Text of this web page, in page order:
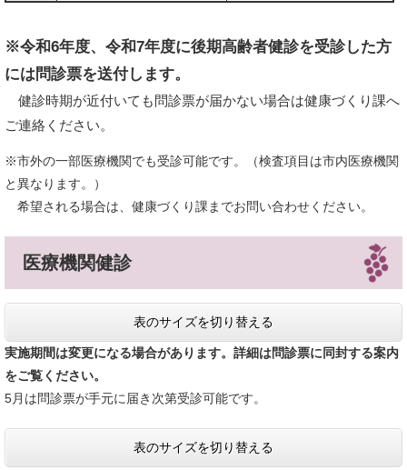
※令和6年度、令和7年度に後期高齢者健診を受診した方
には問診票を送付します。
健診時期が近付いても問診票が届かない場合は健康づくり課へ
ご連絡ください。
※市外の一部医療機関でも受診可能です。​（検査項目は市内医療機関
と異なります。）
希望される場合は、健康づくり課までお問い合わせください。​
医療機関健診
表のサイズを切り替える
実施期間は変更になる場合があります。詳細は問診票に同封する案内
をご覧ください。
5月は問診票が手元に届き次第受診可能です。​
表のサイズを切り替える